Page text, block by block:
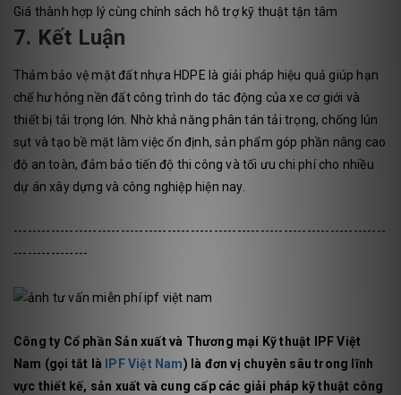
Giá thành hợp lý cùng chính sách hỗ trợ kỹ thuật tận tâm
7. Kết Luận
Thảm bảo vệ mặt đất nhựa HDPE là giải pháp hiệu quả giúp hạn
chế hư hỏng nền đất công trình do tác động của xe cơ giới và
thiết bị tải trọng lớn. Nhờ khả năng phân tán tải trọng, chống lún
sụt và tạo bề mặt làm việc ổn định, sản phẩm góp phần nâng cao
độ an toàn, đảm bảo tiến độ thi công và tối ưu chi phí cho nhiều
dự án xây dựng và công nghiệp hiện nay.
--------------------------------------------------------------------------------
----------------
Công ty Cổ phần Sản xuất và Thương mại Kỹ thuật IPF Việt
Nam (gọi tắt là
IPF Việt Nam) là đơn vị chuyên sâu trong lĩnh
vực thiết kế, sản xuất và cung cấp các giải pháp kỹ thuật công